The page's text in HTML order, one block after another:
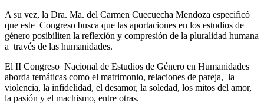
A su vez, la Dra. Ma. del Carmen Cuecuecha Mendoza especificó
que este Congreso busca que las aportaciones en los estudios de
género posibiliten la reflexión y compresión de la pluralidad humana
a través de las humanidades.
El II Congreso Nacional de Estudios de Género en Humanidades
aborda temáticas como el matrimonio, relaciones de pareja, la
violencia, la infidelidad, el desamor, la soledad, los mitos del amor,
la pasión y el machismo, entre otras.